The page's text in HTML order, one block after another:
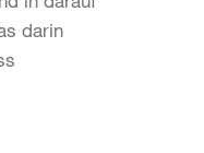
darin